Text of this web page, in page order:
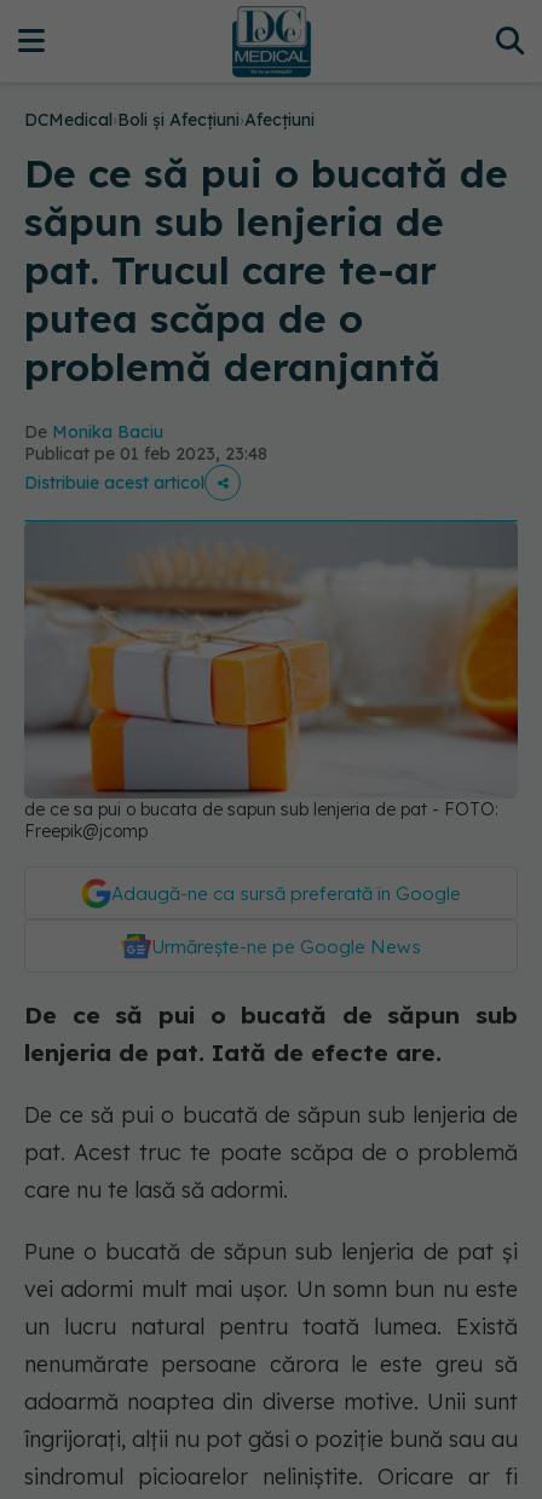
DCMedical›Boli și Afecțiuni›Afecțiuni
De ce să pui o bucată de
săpun sub lenjeria de
pat. Trucul care te-ar
putea scăpa de o
problemă deranjantă
De Monika Baciu
Publicat pe 01 feb 2023, 23:48
Distribuie acest articol
de ce sa pui o bucata de sapun sub lenjeria de pat - FOTO:
Freepik@jcomp
Adaugă-ne ca sursă preferată în Google
Urmărește-ne pe Google News
De ce să pui o bucată de săpun sub
lenjeria de pat. Iată de efecte are.
De ce să pui o bucată de săpun sub lenjeria de
pat. Acest truc te poate scăpa de o problemă
care nu te lasă să adormi.
Pune o bucată de săpun sub lenjeria de pat și
vei adormi mult mai ușor. Un somn bun nu este
un lucru natural pentru toată lumea. Există
nenumărate persoane cărora le este greu să
adoarmă noaptea din diverse motive. Unii sunt
îngrijorați, alții nu pot găsi o poziție bună sau au
sindromul picioarelor neliniștite. Oricare ar fi